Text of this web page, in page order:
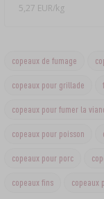
5,27 EUR/kg
copeaux de fumage
copeaux pour grillade
copeaux pour fumer la
copeaux pour poisson
copeaux pour porc
copeaux fins copeaux